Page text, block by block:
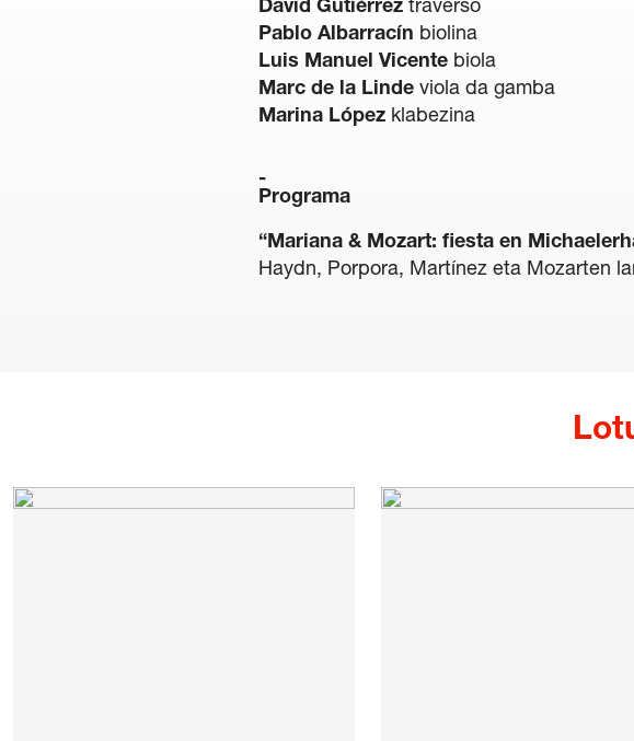
David Gutiérrez traverso
Pablo Albarracín biolina
Luis Manuel Vicente biola
Marc de la Linde viola da gamba
Marina López klabezina
Programa
“Mariana & Mozart: fiesta en
Haydn, Porpora, Martínez eta Mozarten